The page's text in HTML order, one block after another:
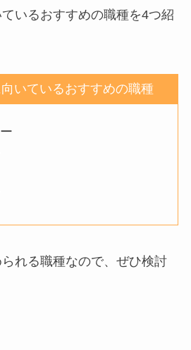
いるおすすめの職種を4つ紹
いているおすすめの職種
れる職種なので、ぜひ検討